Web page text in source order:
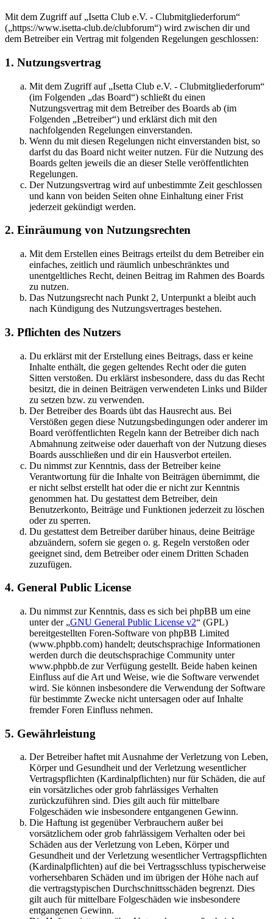
Mit dem Zugriff auf „Isetta Club e.V. - Clubmitgliederforum“
(„https://www.isetta-club.de/clubforum“) wird zwischen dir und
dem Betreiber ein Vertrag mit folgenden Regelungen geschlossen:
1. Nutzungsvertrag
Mit dem Zugriff auf „Isetta Club e.V. - Clubmitgliederforum“
(im Folgenden „das Board“) schließt du einen
Nutzungsvertrag mit dem Betreiber des Boards ab (im
Folgenden „Betreiber“) und erklärst dich mit den
nachfolgenden Regelungen einverstanden.
Wenn du mit diesen Regelungen nicht einverstanden bist, so
darfst du das Board nicht weiter nutzen. Für die Nutzung des
Boards gelten jeweils die an dieser Stelle veröffentlichten
Regelungen.
Der Nutzungsvertrag wird auf unbestimmte Zeit geschlossen
und kann von beiden Seiten ohne Einhaltung einer Frist
jederzeit gekündigt werden.
2. Einräumung von Nutzungsrechten
Mit dem Erstellen eines Beitrags erteilst du dem Betreiber ein
einfaches, zeitlich und räumlich unbeschränktes und
unentgeltliches Recht, deinen Beitrag im Rahmen des Boards
zu nutzen.
Das Nutzungsrecht nach Punkt 2, Unterpunkt a bleibt auch
nach Kündigung des Nutzungsvertrages bestehen.
3. Pflichten des Nutzers
Du erklärst mit der Erstellung eines Beitrags, dass er keine
Inhalte enthält, die gegen geltendes Recht oder die guten
Sitten verstoßen. Du erklärst insbesondere, dass du das Recht
besitzt, die in deinen Beiträgen verwendeten Links und Bilder
zu setzen bzw. zu verwenden.
Der Betreiber des Boards übt das Hausrecht aus. Bei
Verstößen gegen diese Nutzungsbedingungen oder anderer im
Board veröffentlichten Regeln kann der Betreiber dich nach
Abmahnung zeitweise oder dauerhaft von der Nutzung dieses
Boards ausschließen und dir ein Hausverbot erteilen.
Du nimmst zur Kenntnis, dass der Betreiber keine
Verantwortung für die Inhalte von Beiträgen übernimmt, die
er nicht selbst erstellt hat oder die er nicht zur Kenntnis
genommen hat. Du gestattest dem Betreiber, dein
Benutzerkonto, Beiträge und Funktionen jederzeit zu löschen
oder zu sperren.
Du gestattest dem Betreiber darüber hinaus, deine Beiträge
abzuändern, sofern sie gegen o. g. Regeln verstoßen oder
geeignet sind, dem Betreiber oder einem Dritten Schaden
zuzufügen.
4. General Public License
Du nimmst zur Kenntnis, dass es sich bei phpBB um eine
unter der „GNU General Public License v2“ (GPL)
bereitgestellten Foren-Software von phpBB Limited
(www.phpbb.com) handelt; deutschsprachige Informationen
werden durch die deutschsprachige Community unter
www.phpbb.de zur Verfügung gestellt. Beide haben keinen
Einfluss auf die Art und Weise, wie die Software verwendet
wird. Sie können insbesondere die Verwendung der Software
für bestimmte Zwecke nicht untersagen oder auf Inhalte
fremder Foren Einfluss nehmen.
5. Gewährleistung
Der Betreiber haftet mit Ausnahme der Verletzung von Leben,
Körper und Gesundheit und der Verletzung wesentlicher
Vertragspflichten (Kardinalpflichten) nur für Schäden, die auf
ein vorsätzliches oder grob fahrlässiges Verhalten
zurückzuführen sind. Dies gilt auch für mittelbare
Folgeschäden wie insbesondere entgangenen Gewinn.
Die Haftung ist gegenüber Verbrauchern außer bei
vorsätzlichem oder grob fahrlässigem Verhalten oder bei
Schäden aus der Verletzung von Leben, Körper und
Gesundheit und der Verletzung wesentlicher Vertragspflichten
(Kardinalpflichten) auf die bei Vertragsschluss typischerweise
vorhersehbaren Schäden und im übrigen der Höhe nach auf
die vertragstypischen Durchschnittsschäden begrenzt. Dies
gilt auch für mittelbare Folgeschäden wie insbesondere
entgangenen Gewinn.